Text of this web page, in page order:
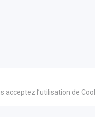
acceptez l’utilisation de